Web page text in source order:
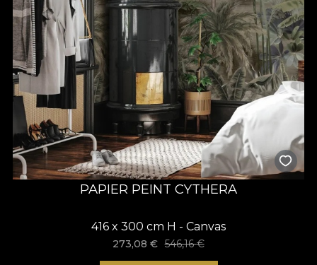
PAPIER PEINT CYTHERA
416 x 300 cm H - Canvas
273,08€ 546,16€